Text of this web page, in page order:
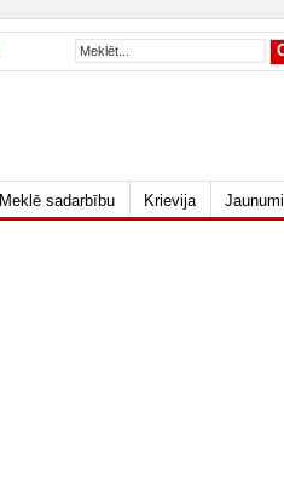
Meklē sadarbību Krievija Jaunumi